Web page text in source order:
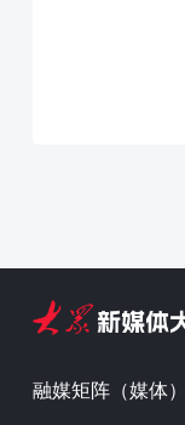
融媒矩阵（媒体）